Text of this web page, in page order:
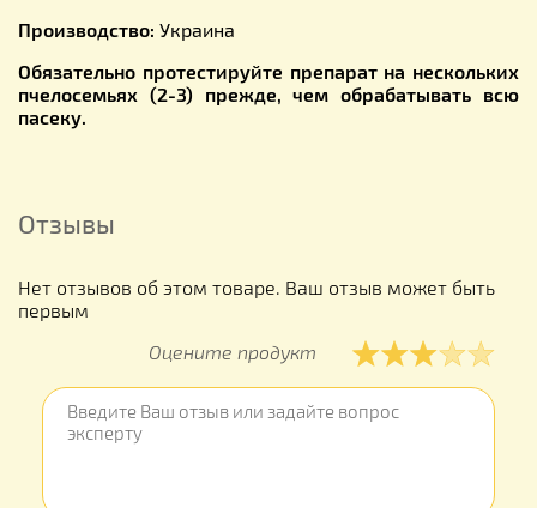
Производство: Украина
Обязательно протестируйте препарат на нескольких
пчелосемьях (2-3) прежде, чем обрабатывать всю
пасеку.
Отзывы
Нет отзывов об этом товаре. Ваш отзыв может быть
первым
Оцените продукт